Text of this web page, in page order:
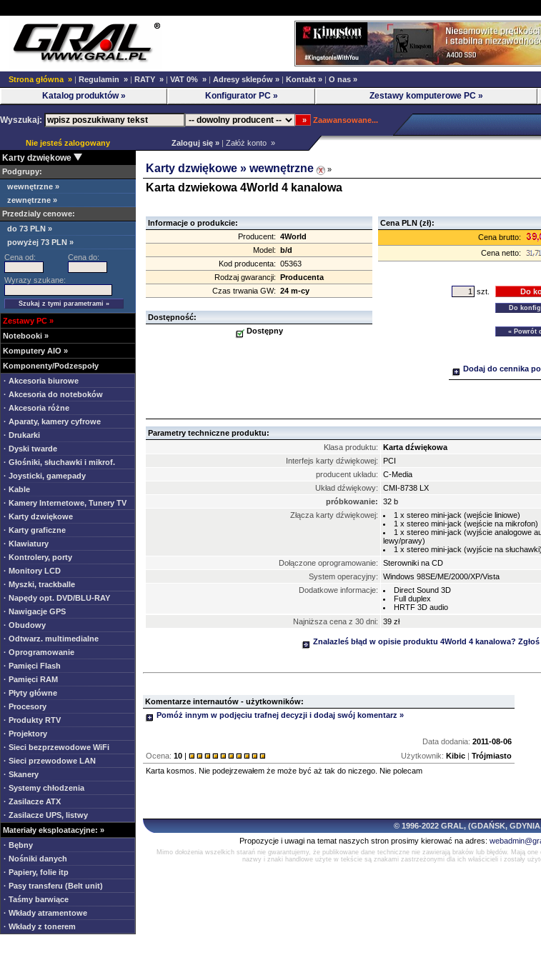
Strona główna » | Regulamin » | RATY » | VAT 0% » | Adresy sklepów » | Kontakt » | O nas »
Katalog produktów » Konfigurator PC » Zestawy komputerowe PC »
Wyszukaj: Zaawansowane...
Nie jesteś zalogowany Zaloguj się » | Załóż konto »
Karty dzwiękowe
Podgrupy:
wewnętrzne »
zewnętrzne »
Przedzialy cenowe:
do 73 PLN »
powyżej 73 PLN »
Cena od:
Cena do:
Wyrazy szukane:
Zestawy PC »
Notebooki »
Komputery AIO »
Komponenty/Podzespoły
· Akcesoria biurowe
· Akcesoria do noteboków
· Akcesoria różne
· Aparaty, kamery cyfrowe
· Drukarki
· Dyski twarde
· Głośniki, słuchawki i mikrof.
· Joysticki, gamepady
· Kable
· Kamery Internetowe, Tunery TV
· Karty dzwiękowe
· Karty graficzne
· Klawiatury
· Kontrolery, porty
· Monitory LCD
· Myszki, trackballe
· Napędy opt. DVD/BLU-RAY
· Nawigacje GPS
· Obudowy
· Odtwarz. multimedialne
· Oprogramowanie
· Pamięci Flash
· Pamięci RAM
· Płyty główne
· Procesory
· Produkty RTV
· Projektory
· Sieci bezprzewodowe WiFi
· Sieci przewodowe LAN
· Skanery
· Systemy chłodzenia
· Zasilacze ATX
· Zasilacze UPS, listwy
Materiały eksploatacyjne: »
· Bębny
· Nośniki danych
· Papiery, folie itp
· Pasy transferu (Belt unit)
· Taśmy barwiące
· Wkłady atramentowe
· Wkłady z tonerem
Karty dzwiękowe » wewnętrzne »
Karta dzwiekowa 4World 4 kanalowa
Informacje o produkcie:
Producent: 4World
Model: b/d
Kod producenta: 05363
Rodzaj gwarancji: Producenta
Czas trwania GW: 24 m-cy
Dostępność:
Dostępny
Cena PLN (zł):
Cena brutto:
Cena netto:
szt.
Dodaj do cennika
Parametry techniczne produktu:
Klasa produktu:
Karta dźwiękowa
Interfejs karty dźwiękowej:
PCI
producent układu:
C-Media
Układ dźwiękowy:
CMI-8738 LX
próbkowanie:
32 b
Złącza karty dźwiękowej:
1 x stereo mini-jack (wejście liniowe)
1 x stereo mini-jack (wejście na mikrofon)
1 x stereo mini-jack (wyjście analogowe
lewy/prawy)
1 x stereo mini-jack (wyjście na słuchawki)
Dołączone oprogramowanie:
Sterowniki na CD
System operacyjny:
Windows 98SE/ME/2000/XP/Vista
Dodatkowe informacje:
Direct Sound 3D
Full duplex
HRTF 3D audio
Najniższa cena z 30 dni:
39 zł
Znalazleś błąd w opisie produktu 4World 4 kanalowa?
Komentarze internautów - użytkowników:
Pomóż innym w podjęciu trafnej decyzji i dodaj swój komentarz »
Data dodania: 2011-08-06
Ocena: 10 | Użytkownik: Kibic | Trójmiasto
Karta kosmos. Nie podejrzewałem że może być aż tak do niczego. Nie polecam
© 1996-2022 GRAL, (GDAŃSK,
Propozycje i uwagi na temat naszych stron prosimy kierować na adres:
Mimo dołożenia wszelkich starań nie gwarantujemy, że publikowane dane techniczne nie zawierają braków lub błędów. Mają
nazwy i znaki handlowe użyte w tekście są znakami zastrzeżonymi dla ich właścicieli i zostały